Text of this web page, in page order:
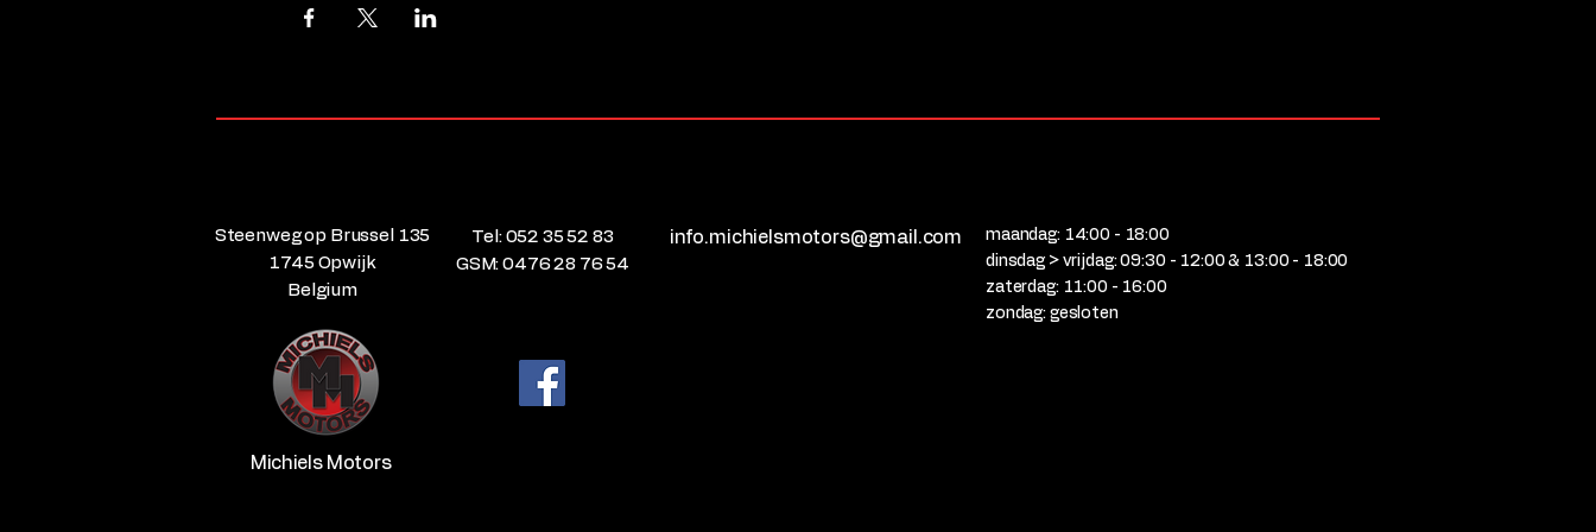
Steenweg op Brussel 135
1745 Opwijk
Belgium
Michiels Motors
Tel: 052 35 52 83
GSM: 0476 28 76 54
info.michielsmotors@gmail.com
maandag: 14:00 - 18:00
dinsdag > vrijdag: 09:30 - 12:00 & 13:00 - 18:00
zaterdag: 11:00 - 16:00
zondag: gesloten